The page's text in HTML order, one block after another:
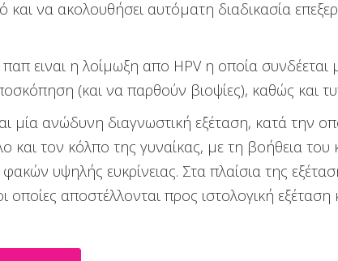
και να ακολουθήσει αυτόματη διαδικασία
ειναι η λοίμωξη απο HPV η οποία
(και να παρθούν βιοψίες), καθώς
μία ανώδυνη διαγνωστική εξέταση, κατά την
και τον κόλπο της γυναίκας, με τη βοήθεια
υψηλής ευκρίνειας. Στα πλαίσια της
οποίες αποστέλλονται προς ιστολογική